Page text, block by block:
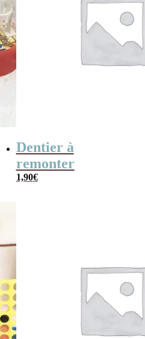
Dentier à
remonter
1,90€